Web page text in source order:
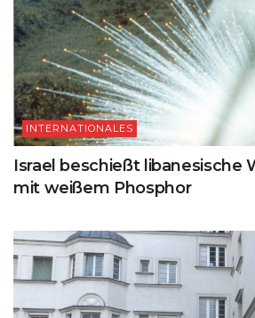
INTERNATIONALES
Israel beschießt libanesische
mit weißem Phosphor